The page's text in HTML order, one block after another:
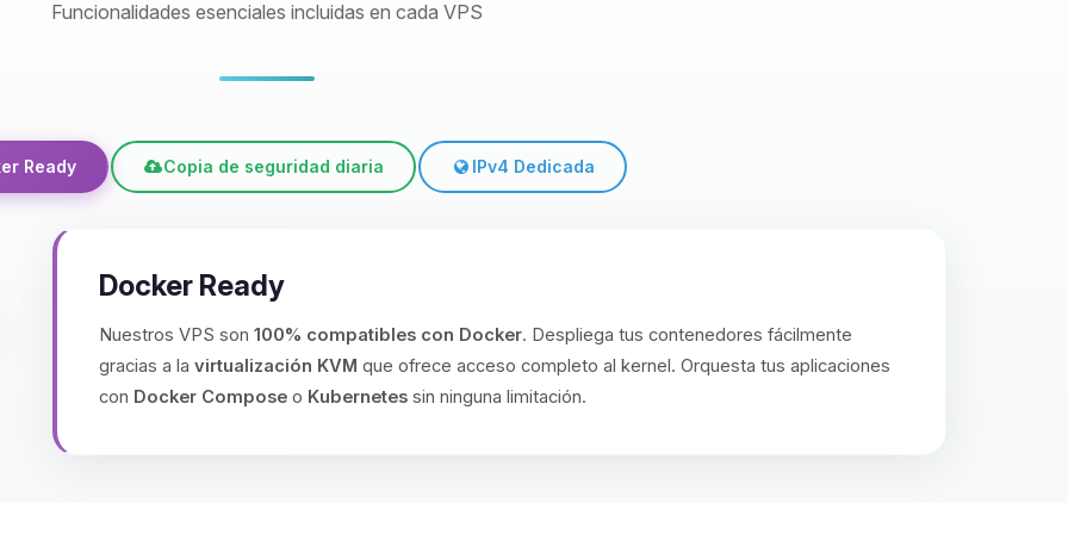
Funcionalidades esenciales incluidas en cada VPS
Ready Copia de seguridad diaria IPv4 Dedicada
Docker Ready
Nuestros VPS son 100% compatibles con Docker. Despliega tus contenedores fácilmente
gracias a la virtualización KVM que ofrece acceso completo al kernel. Orquesta tus aplicaciones
con Docker Compose o Kubernetes sin ninguna limitación.